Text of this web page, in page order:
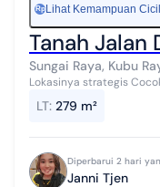
Rp Lihat Kemampuan
Tanah Jalan
Sungai Raya, Kubu
Lokasinya strategis
LT: 279 m²
Diperbarui 2 hari
Janni Tjen